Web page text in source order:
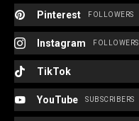
Pinterest FOLLOWERS
Instagram FOLLOWERS
TikTok
YouTube SUBSCRIBERS